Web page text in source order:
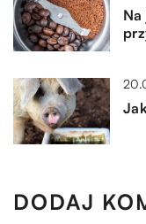
DODAJ